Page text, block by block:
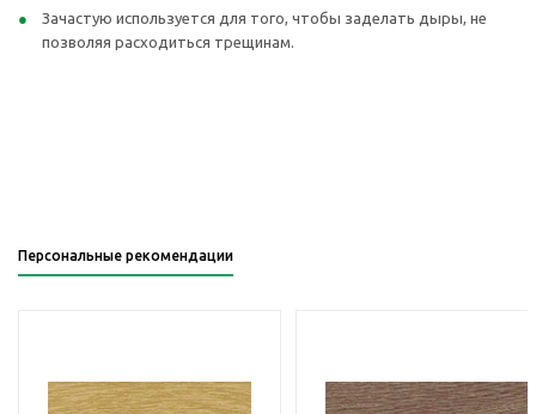
Зачастую используется для того, чтобы заделать дыры, не
позволяя расходиться трещинам.
Персональные рекомендации